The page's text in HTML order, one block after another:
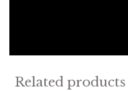
Related products